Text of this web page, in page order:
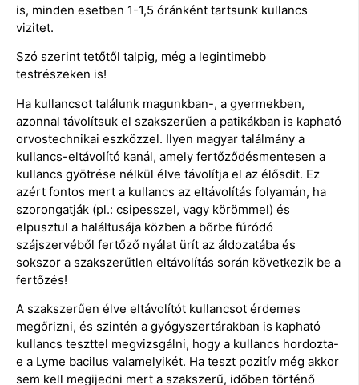
is, minden esetben 1-1,5 óránként tartsunk kullancs
vizitet.
Szó szerint tetőtől talpig, még a legintimebb
testrészeken is!
Ha kullancsot találunk magunkban-, a gyermekben,
azonnal távolítsuk el szakszerűen a patikákban is kapható
orvostechnikai eszközzel. Ilyen magyar találmány a
kullancs-eltávolító kanál, amely fertőződésmentesen a
kullancs gyötrése nélkül élve távolítja el az élősdit. Ez
azért fontos mert a kullancs az eltávolítás folyamán, ha
szorongatják (pl.: csipesszel, vagy körömmel) és
elpusztul a haláltusája közben a bőrbe fúródó
szájszervéből fertőző nyálat ürít az áldozatába és
sokszor a szakszerűtlen eltávolítás során következik be a
fertőzés!
A szakszerűen élve eltávolítót kullancsot érdemes
megőrizni, és szintén a gyógyszertárakban is kapható
kullancs teszttel megvizsgálni, hogy a kullancs hordozta-
e a Lyme bacilus valamelyikét. Ha teszt pozitív még akkor
sem kell megijedni mert a szakszerű, időben történő